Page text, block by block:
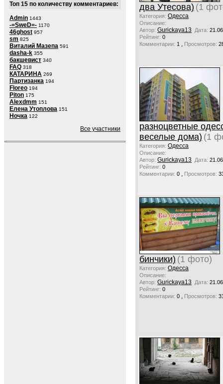
Топ 15 по количеству комментариев:
Admin 1443
-=SweD=- 1170
46ghost 957
sm 825
Виталий Мазепа 591
dasha-k 355
бакшевист 340
FAQ 318
КАТАРИНА 269
Партизанка 194
Floreo 194
Piton 175
Alexdmm 151
Елена Утоплова 151
Ночка 122
Все участники
два Утесова) (1
Категория: Одесса
Описание:
Автор: Gurickaya13 Дата:
Рейтинг: 0
Комментарии: 1 , Просмотров:
разноцветные
веселые дома) (1
Категория: Одесса
Описание:
Автор: Gurickaya13 Дата:
Рейтинг: 0
Комментарии: 0 , Просмотров:
бинчики) (1 фото)
Категория: Одесса
Описание:
Автор: Gurickaya13 Дата:
Рейтинг: 0
Комментарии: 0 , Просмотров: